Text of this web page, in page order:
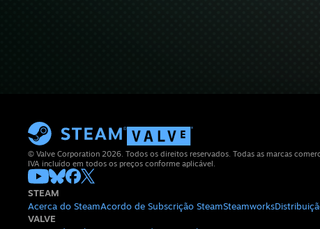
© Valve Corporation 2026. Todos os direitos reservados. Todas as marcas
IVA incluído em todos os preços conforme aplicável.
STEAM
Acerca do SteamAcordo de Subscrição SteamSteamworks
VALVE